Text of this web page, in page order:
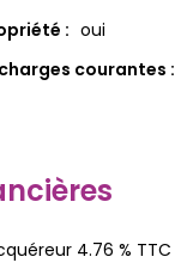
: oui
courantes :
4.76 % TTC